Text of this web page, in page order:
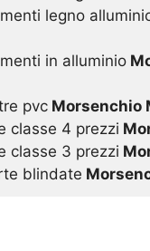
legno
in alluminio
pvcMorsenchio
classe 4 prezzi
classe 3 prezzi
blindate